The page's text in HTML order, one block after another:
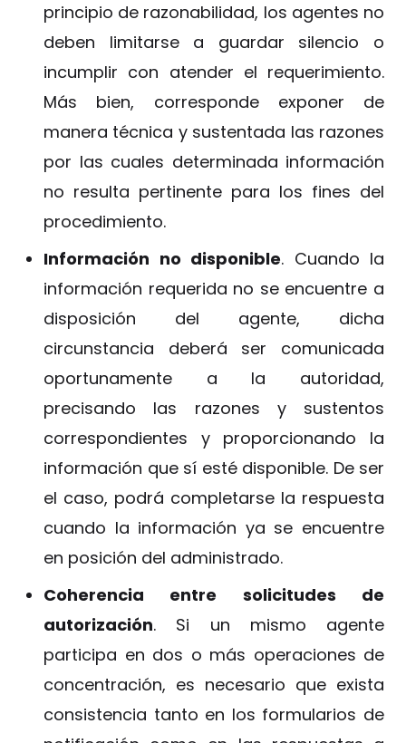
principio de razonabilidad, los agentes no
deben limitarse a guardar silencio o
incumplir con atender el requerimiento.
Más bien, corresponde exponer de
manera técnica y sustentada las razones
por las cuales determinada información
no resulta pertinente para los fines del
procedimiento.
Información no disponible. Cuando la
información requerida no se encuentre a
disposición del agente, dicha
circunstancia deberá ser comunicada
oportunamente a la autoridad,
precisando las razones y sustentos
correspondientes y proporcionando la
información que sí esté disponible. De ser
el caso, podrá completarse la respuesta
cuando la información ya se encuentre
en posición del administrado.
Coherencia entre solicitudes de
autorización. Si un mismo agente
participa en dos o más operaciones de
concentración, es necesario que exista
consistencia tanto en los formularios de